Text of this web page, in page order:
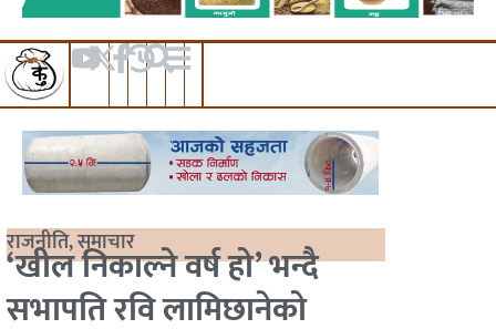
राजनीति,समाचार
‘खील निकाल्ने वर्ष हो’ भन्दै
सभापति रवि लामिछानेको